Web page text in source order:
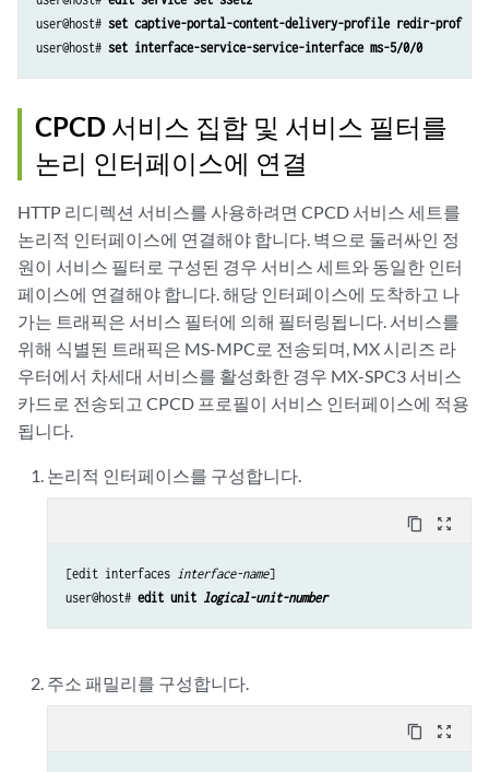
user@host# set captive-portal-content-delivery-profile redir-prof
user@host# set interface-service-service-interface ms-5/0/0
CPCD 서비스 집합 및 서비스 필터를
논리 인터페이스에 연결
HTTP 리디렉션 서비스를 사용하려면 CPCD 서비스 세트를
논리적 인터페이스에 연결해야 합니다. 벽으로 둘러싸인 정
원이 서비스 필터로 구성된 경우 서비스 세트와 동일한 인터
페이스에 연결해야 합니다. 해당 인터페이스에 도착하고 나
가는 트래픽은 서비스 필터에 의해 필터링됩니다. 서비스를
위해 식별된 트래픽은 MS-MPC로 전송되며, MX 시리즈 라
우터에서 차세대 서비스를 활성화한 경우 MX-SPC3 서비스
카드로 전송되고 CPCD 프로필이 서비스 인터페이스에 적용
됩니다.
논리적 인터페이스를 구성합니다.
content_copy zoom_out_map
[edit interfaces interface-name]
user@host# edit unit logical-unit-number
주소 패밀리를 구성합니다.
content_copy zoom_out_map